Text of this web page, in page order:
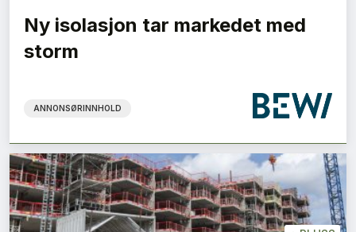
Byggenæringens Klimakonferanse 2026
Ny isolasjon tar markedet med
storm
ANNONSØRINNHOLD